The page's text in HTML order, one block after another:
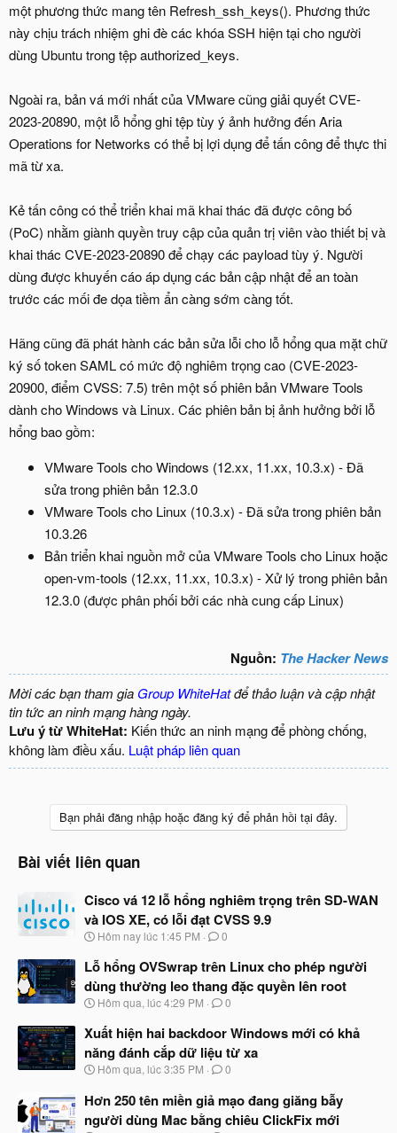
một phương thức mang tên Refresh_ssh_keys(). Phương thức
này chịu trách nhiệm ghi đè các khóa SSH hiện tại cho người
dùng Ubuntu trong tệp authorized_keys.
Ngoài ra, bản vá mới nhất của VMware cũng giải quyết CVE-
2023-20890, một lỗ hổng ghi tệp tùy ý ảnh hưởng đến Aria
Operations for Networks có thể bị lợi dụng để tấn công để thực thi
mã từ xa.
Kẻ tấn công có thể triển khai mã khai thác đã được công bố
(PoC) nhằm giành quyền truy cập của quản trị viên vào thiết bị và
khai thác CVE-2023-20890 để chạy các payload tùy ý. Người
dùng được khuyến cáo áp dụng các bản cập nhật để an toàn
trước các mối đe dọa tiềm ẩn càng sớm càng tốt.
Hãng cũng đã phát hành các bản sửa lỗi cho lỗ hổng qua mặt chữ
ký số token SAML có mức độ nghiêm trọng cao (CVE-2023-
20900, điểm CVSS: 7.5) trên một số phiên bản VMware Tools
dành cho Windows và Linux. Các phiên bản bị ảnh hưởng bởi lỗ
hổng bao gồm:
VMware Tools cho Windows (12.xx, 11.xx, 10.3.x) - Đã
sửa trong phiên bản 12.3.0
VMware Tools cho Linux (10.3.x) - Đã sửa trong phiên bản
10.3.26
Bản triển khai nguồn mở của VMware Tools cho Linux hoặc
open-vm-tools (12.xx, 11.xx, 10.3.x) - Xử lý trong phiên bản
12.3.0 (được phân phối bởi các nhà cung cấp Linux)
Nguồn: The Hacker News
Mời các bạn tham gia Group WhiteHatđể thảo luận và cập nhật
tin tức an ninh mạng hàng ngày.
Lưu ý từ WhiteHat: Kiến thức an ninh mạng để phòng chống,
không làm điều xấu. Luật pháp liên quan
Bạn phải đăng nhập hoặc đăng ký để phản hồi tại đây.
Bài viết liên quan
Cisco vá 12 lỗ hổng nghiêm trọng trên SD-WAN
và IOS XE, có lỗi đạt CVSS 9.9
N
à
b
ắ
đ
ầ
u
Hôm nay lúc 1:45 PM 0
Lỗ hổng OVSwrap trên Linux cho phép người
dùng thường leo thang đặc quyền lên root
N
à
b
ắ
đ
ầ
u
Hôm qua, lúc 4:29 PM 0
Xuất hiện hai backdoor Windows mới có khả
năng đánh cắp dữ liệu từ xa
N
à
y
b
Hôm qua, lúc 3:35 PM 0
Hơn 250 tên miền giả mạo đang giăng bẫy
người dùng Mac bằng chiêu ClickFix mới